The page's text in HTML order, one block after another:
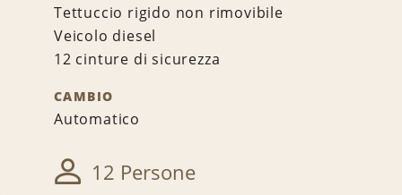
Tettuccio rigido non rimovibile
Veicolo diesel
12 cinture di sicurezza
CAMBIO
Automatico
12 Persone